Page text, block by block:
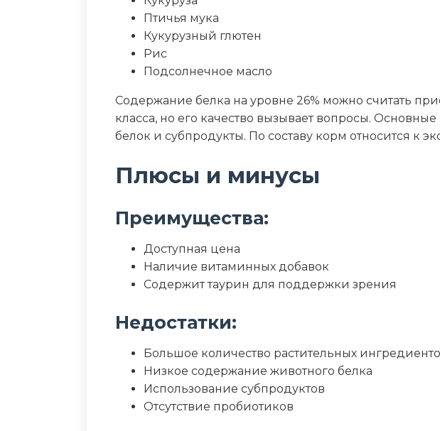
Птичья мука
Кукурузный глютен
Рис
Подсолнечное масло
Содержание белка на уровне 26% можно считать
класса, но его качество вызывает вопросы.
белок и субпродукты. По составу корм относится к
Плюсы и минусы
Преимущества:
Доступная цена
Наличие витаминных добавок
Содержит таурин для поддержки зрения
Недостатки:
Большое количество растительных
Низкое содержание животного белка
Использование субпродуктов
Отсутствие пробиотиков